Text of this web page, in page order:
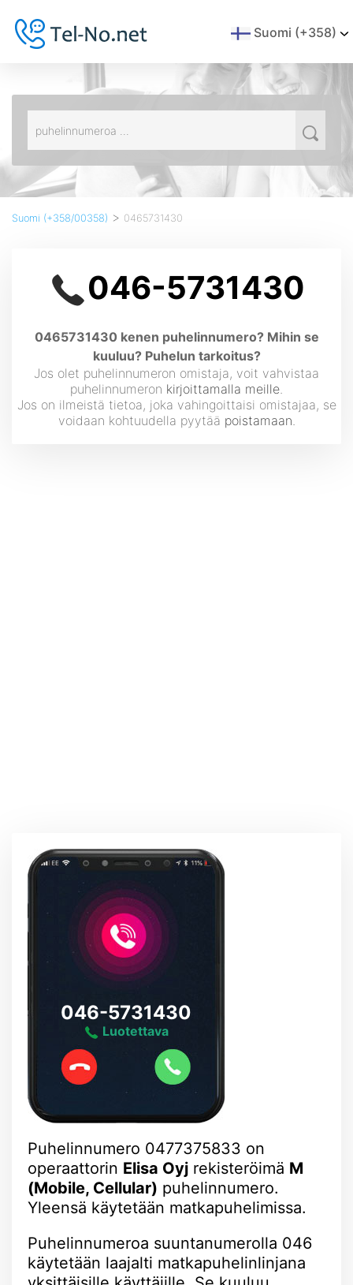
Suomi (+358)
Suomi (+358/00358) > 0465731430
046-5731430
0465731430 kenen puhelinnumero? Mihin se
kuuluu? Puhelun tarkoitus?
Jos olet puhelinnumeron omistaja, voit vahvistaa
puhelinnumeron kirjoittamalla meille.
Jos on ilmeistä tietoa, joka vahingoittaisi omistajaa, se
voidaan kohtuudella pyytää poistamaan.
046-5731430
Luotettava
Puhelinnumero 0477375833 on
operaattorin Elisa Oyj rekisteröimä M
(Mobile, Cellular) puhelinnumero.
Yleensä käytetään matkapuhelimissa.
Puhelinnumeroa suuntanumerolla 046
käytetään laajalti matkapuhelinlinjana